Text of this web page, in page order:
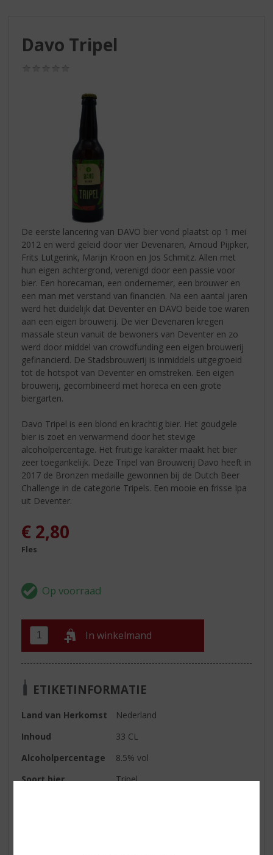
Davo Tripel
De eerste lancering van DAVO bier vond plaatst op 1 mei
2012 en werd geleid door vier Devenaren, Arnoud Pijpker,
Frits Lutgerink, Marijn Kroon en Jos Schmitz. Allen met
hun eigen achtergrond, verenigd door een passie voor
bier. Een horecaman, een ondernemer, een brouwer en
een man met verstand van financiën. Na een aantal jaren
werd het duidelijk dat Deventer en DAVO beide toe waren
aan een eigen brouwerij. De vier Devenaren kregen
massale steun vanuit de bewoners van Deventer en zo
werd door middel van crowdfunding een eigen brouwerij
gefinancierd. De Stadsbrouwerij is inmiddels uitgegroeid
tot de hotspot van Deventer en omstreken. Een eigen
brouwerij, gecombineerd met horeca en een grote
biergarten.
Davo Tripel is een blond en krachtig bier. Het goudgele
bier is zoet en verwarmend door het stevige
alcoholpercentage. Het fruitige karakter maakt het bier
zeer toegankelijk. Deze Tripel van Brouwerij Davo heeft in
2017 de Bronzen medaille gewonnen bij de Dutch Beer
Challenge in de categorie Tripels. Een mooie en frisse Ipa
uit Deventer.
€ 2,80
Fles
In winkelmand
ETIKETINFORMATIE
Land van Herkomst
Nederland
Inhoud
33 CL
Alcoholpercentage
8.5% vol
Soort bier
Tripel